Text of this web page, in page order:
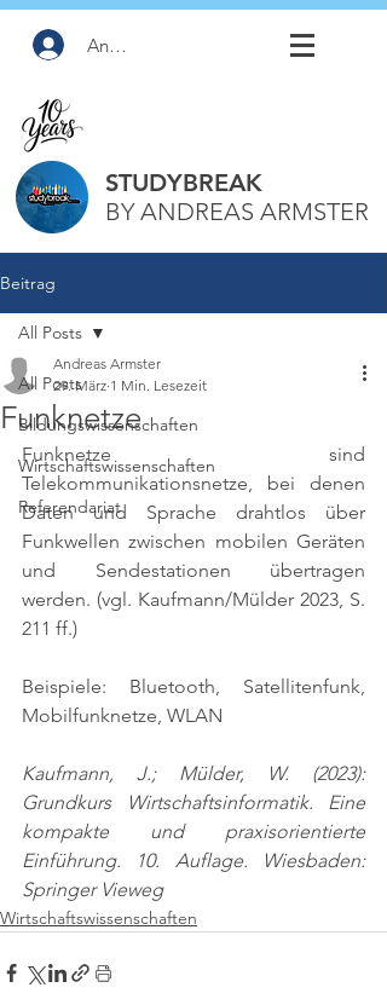
Anmelden
STUDYBREAK
BY ANDREAS ARMSTER
Beitrag
All Posts
Bildungswissenschaften
Wirtschaftswissenschaften
Referendariat
All Posts
Funknetze
Andreas Armster
29. März 1 Min. Lesezeit
Funknetze sind
Telekommunikationsnetze, bei denen
Daten und Sprache drahtlos über
Funkwellen zwischen mobilen Geräten
und Sendestationen übertragen
werden. (vgl. Kaufmann/Mülder 2023, S.
211 ff.)
Beispiele: Bluetooth, Satellitenfunk,
Mobilfunknetze, WLAN
Kaufmann, J.; Mülder, W. (2023):
Grundkurs Wirtschaftsinformatik. Eine
kompakte und praxisorientierte
Einführung. 10. Auflage. Wiesbaden:
Springer Vieweg
Wirtschaftswissenschaften